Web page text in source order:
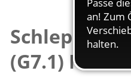
(G7.1) Norte